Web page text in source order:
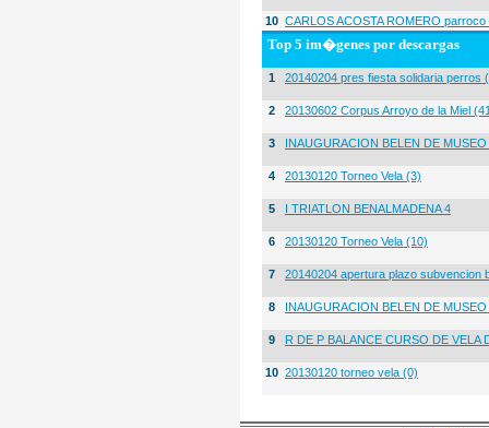
10 CARLOS ACOSTA ROMERO
Top 5 im�genes por descargas
1 20140204 pres fiesta solidaria perros
2 20130602 Corpus Arroyo de la Miel
3 INAUGURACION BELEN DE
4 20130120 Torneo Vela (3)
5 I TRIATLON BENALMADENA 4
6 20130120 Torneo Vela (10)
7 20140204 apertura plazo subvencion
8 INAUGURACION BELEN DE
9 R DE P BALANCE CURSO DE VELA
10 20130120 torneo vela (0)